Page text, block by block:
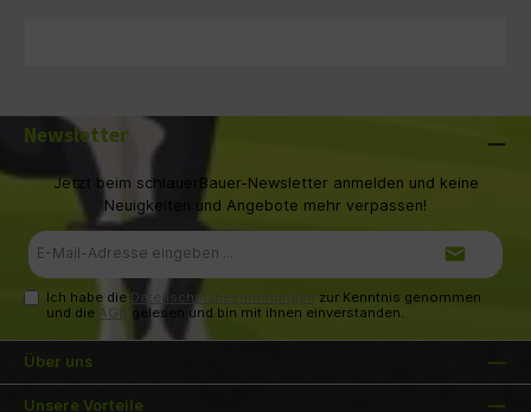
Newsletter
Jetzt beim schlauerBauer-Newsletter anmelden und keine
Neuigkeiten und Angebote mehr verpassen!
Mail-
Ich habe die Datenschutzbestimmungen zur Kenntnis genommen
und die AGB gelesen und bin mit ihnen einverstanden.
Über uns
Unsere Vorteile